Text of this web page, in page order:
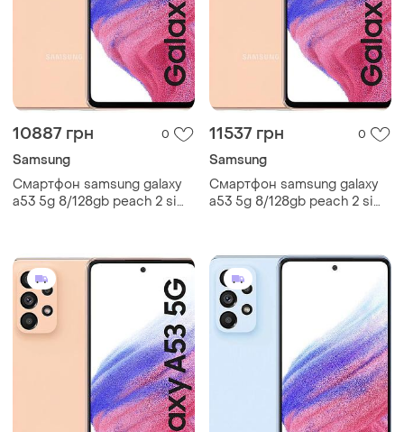
10887 грн 0
Samsung
Смартфон samsung galaxy
a53 5g 8/128gb peach 2 sim
11537 грн 0
Samsung
Смартфон samsung galaxy
a53 5g 8/128gb peach 2 sim